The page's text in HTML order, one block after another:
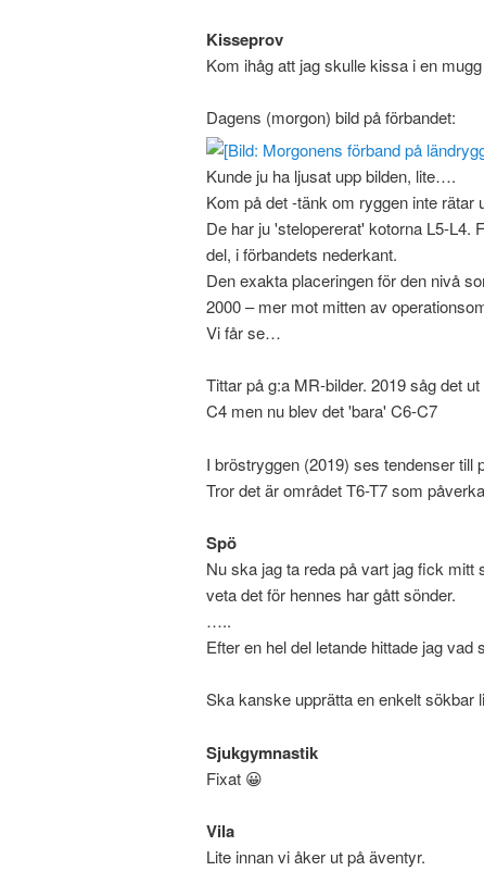
Kisseprov
Kom ihåg att jag skulle kissa i en
Dagens (morgon) bild på förbandet:
Kunde ju ha ljusat upp bilden, lite….
Kom på det -tänk om ryggen inte
De har ju 'stelopererat' kotorna L5-L4.
del, i förbandets nederkant.
Den exakta placeringen för den nivå
2000 – mer mot mitten av
Vi får se…
Tittar på g:a MR-bilder. 2019 såg det
C4 men nu blev det 'bara' C6-C7
I bröstryggen (2019) ses tendenser till
Tror det är området T6-T7 som
Spö
Nu ska jag ta reda på vart jag fick
veta det för hennes har gått sönder.
…..
Efter en hel del letande hittade jag
Ska kanske upprätta en enkelt
Sjukgymnastik
Fixat 😀
Vila
Lite innan vi åker ut på äventyr.